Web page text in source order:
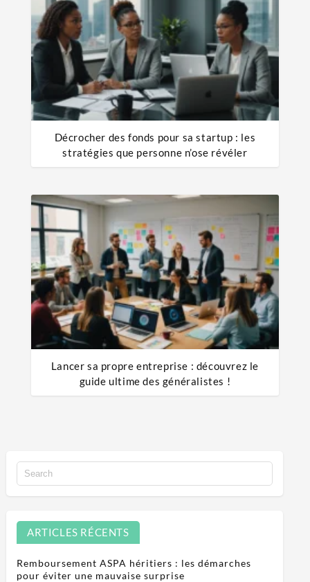
Décrocher des fonds pour sa startup : les
stratégies que personne n’ose révéler
Lancer sa propre entreprise : découvrez le
guide ultime des généralistes !
ARTICLES RÉCENTS
Remboursement ASPA héritiers : les démarches
pour éviter une mauvaise surprise